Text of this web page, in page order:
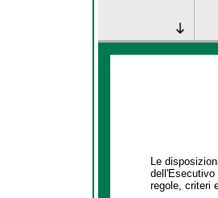
Le
dell'Esecutivo
regole, criteri